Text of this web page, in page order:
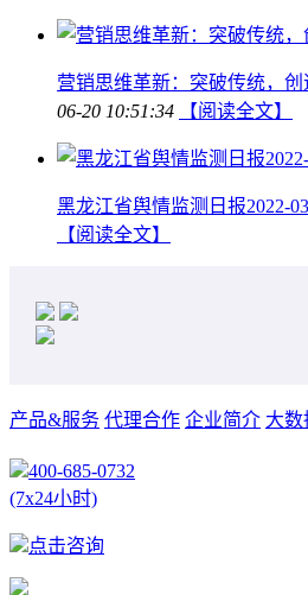
营销思维革新：突破传统，
06-20 10:51:34
【阅读全文】
黑龙江省舆情监测日报2022-
【阅读全文】
产品&服务 代理合作 企业简介 大数
400-685-0732
(7x24小时)
点击咨询